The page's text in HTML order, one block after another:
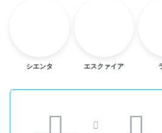
シエンタ エスクァイア